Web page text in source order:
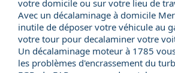
votre domicile ou sur votre lieu de
Avec un décalaminage à domicile
inutile de déposer votre véhicule au
votre tour pour decalaminer votre
Un décalaminage moteur à 1785
les problèmes d'encrassement du